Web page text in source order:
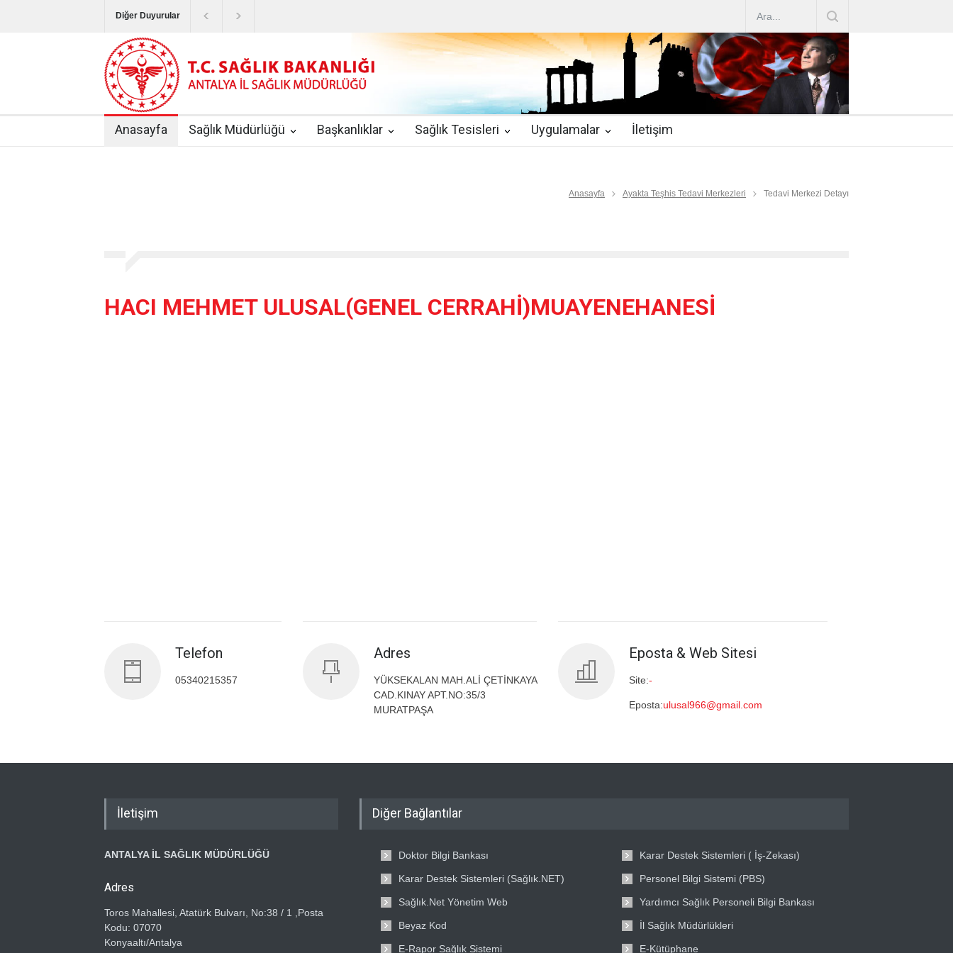
Diğer Duyurular
Bayram Tatilinde Sağlık Hizmetlerinin Sunumu 2019 YILI TEMMUZ AYI DİYALİZ MERKEZLERİ CİHAZ ARTIRIMLARI|2019-07-31
Terapötik Aferez Merkezleri ve Üniteleri Hakkında Yönetmelik Teletıp ve Teleradyoloji Birimi Genelgesi 2019/16 | 2019-07-31
Yoğun Bakım Servislerinde Hasta Ziyareti Uygulamaları Uzman Hekimlerin Pratisyen Hekim Kadrosunda Çalıştırma Talep|2019-06-26
Anasayfa Sağlık Müdürlüğü Başkanlıklar Sağlık Tesisleri Uygulamalar İletişim
Anasayfa Ayakta Teşhis Tedavi Merkezleri Tedavi Merkezi Detayı
HACI MEHMET ULUSAL(GENEL CERRAHİ)MUAYENEHANESİ
Telefon
05340215357
Adres
YÜKSEKALAN MAH.ALİ ÇETİNKAYA
CAD.KINAY APT.NO:35/3
MURATPAŞA
Eposta & Web Sitesi
Site:-
Eposta:ulusal966@gmail.com
İletişim
ANTALYA İL SAĞLIK MÜDÜRLÜĞÜ
Adres
Toros Mahallesi, Atatürk Bulvarı, No:38 / 1 ,Posta
Kodu: 07070
Konyaaltı/Antalya
Diğer Bağlantılar
Doktor Bilgi Bankası
Karar Destek Sistemleri (Sağlık.NET)
Sağlık.Net Yönetim Web
Beyaz Kod
E-Rapor Sağlık Sistemi
Karar Destek Sistemleri ( İş-Zekası)
Personel Bilgi Sistemi (PBS)
Yardımcı Sağlık Personeli Bilgi Bankası
İl Sağlık Müdürlükleri
E-Kütüphane